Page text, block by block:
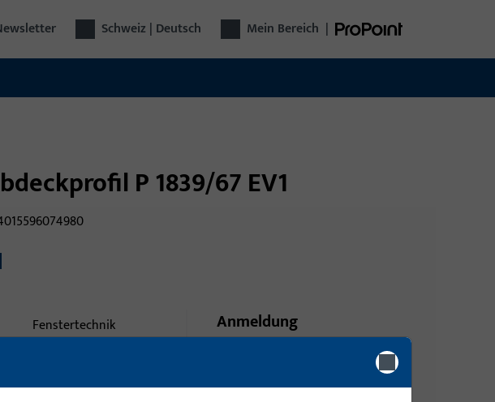
Schweiz | Deutsch Mein Bereich |
P 1839/67 EV1
Fenstertechnik
GU-thermostep
Anmeldung
Bitte melden Sie sich mit Ihren
Kundendaten an um eine